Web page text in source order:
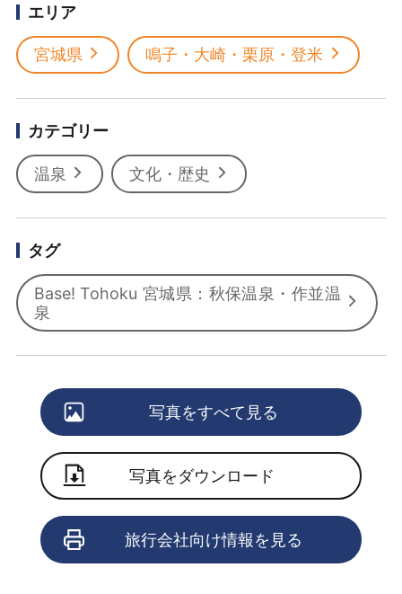
エリア
宮城県 鳴子・大崎・栗原・登米
カテゴリー
温泉 文化・歴史
タグ
Base! Tohoku 宮城県：秋保温泉・作並温
泉
写真をすべて見る
写真をダウンロード
旅行会社向け情報を見る